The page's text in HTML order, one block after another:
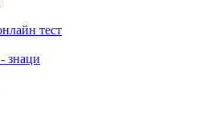
тест
знаци